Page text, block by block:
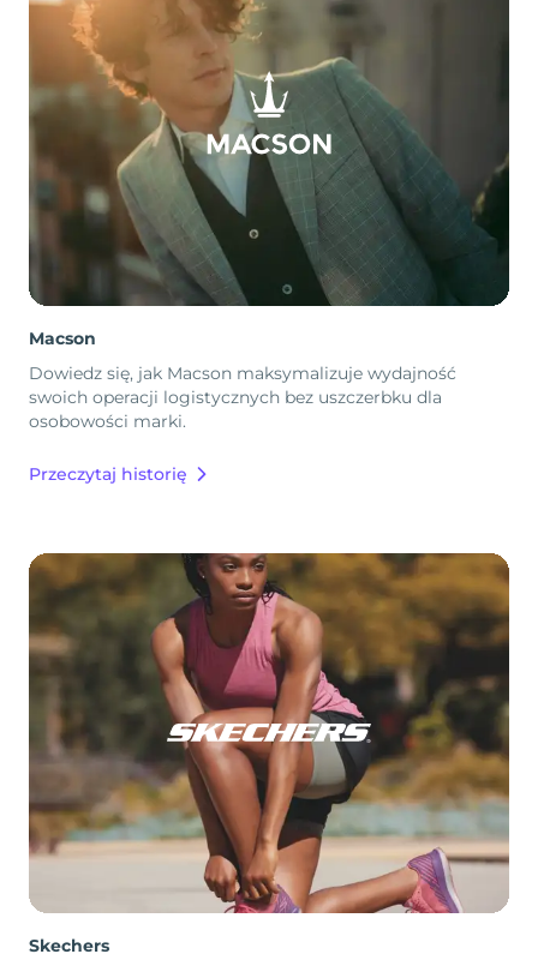
Macson
Dowiedz się, jak Macson maksymalizuje wydajność
swoich operacji logistycznych bez uszczerbku dla
osobowości marki.
Przeczytaj historię
Skechers